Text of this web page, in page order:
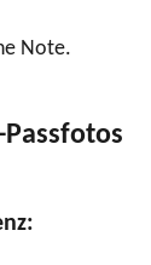
Note.